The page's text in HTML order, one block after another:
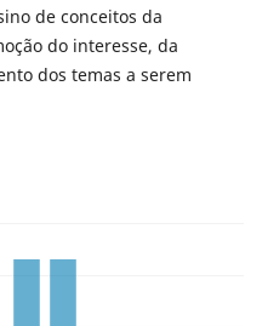
de conceitos da
do interesse, da
dos temas a serem